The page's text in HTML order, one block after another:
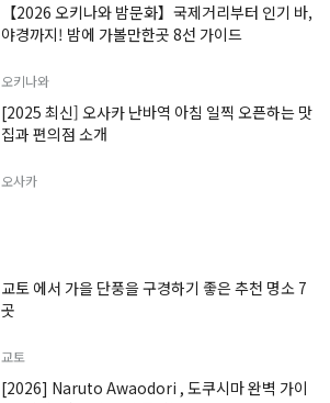
【2026 오키나와 밤문화】국제거리부터 인기 바,
야경까지! 밤에 가볼만한곳 8선 가이드
오키나와
[2025 최신] 오사카 난바역 아침 일찍 오픈하는 맛
집과 편의점 소개
오사카
교토 에서 가을 단풍을 구경하기 좋은 추천 명소 7
곳
교토
[2026] Naruto Awaodori , 도쿠시마 완벽 가이